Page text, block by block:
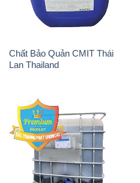
Chất Bảo Quản CMIT Thái
Lan Thailand